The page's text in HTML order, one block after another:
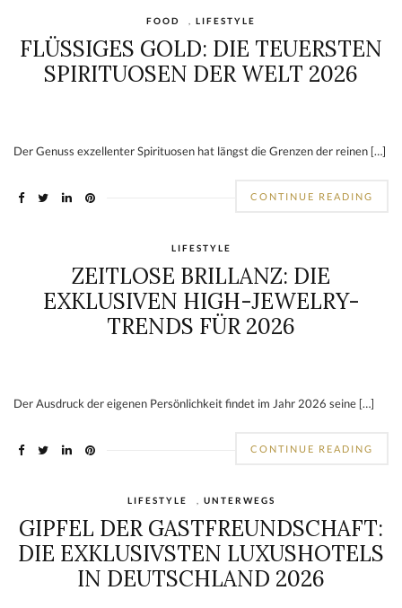
FOOD LIFESTYLE
FLÜSSIGES GOLD: DIE TEUERSTEN
SPIRITUOSEN DER WELT 2026
Der Genuss exzellenter Spirituosen hat längst die Grenzen der reinen […]
CONTINUE READING
LIFESTYLE
ZEITLOSE BRILLANZ: DIE
EXKLUSIVEN HIGH-JEWELRY-
TRENDS FÜR 2026
Der Ausdruck der eigenen Persönlichkeit findet im Jahr 2026 seine […]
CONTINUE READING
LIFESTYLE UNTERWEGS
GIPFEL DER GASTFREUNDSCHAFT:
DIE EXKLUSIVSTEN LUXUSHOTELS
IN DEUTSCHLAND 2026